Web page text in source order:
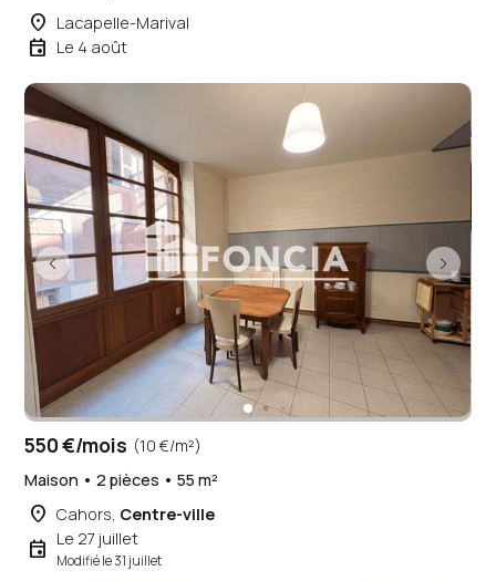
place Lacapelle-Marival
event Le 4 août
550 €/mois (10 €/m²)
Maison • 2 pièces • 55 m²
place Cahors, Centre-ville
event Le 27 juillet
Modifié le 31 juillet